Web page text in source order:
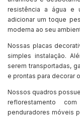
resistência a água e
adicionar um toque
moderna ao seu
Nossas placas
simples instalação.
serem transportadas,
e prontas para decorar
Nossos quadros
reflorestamento
penduradores móveis